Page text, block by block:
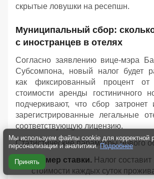
скрытые ловушки на ресепшн.
Муниципальный сбор:
с иностранцев в отелях
Согласно заявлению вице-мэра
Субсомпона, новый налог будет
как фиксированный процент от
стоимости аренды гостиничного
подчеркивают, что сбор затронет
зарегистрированные легальные
соответствующую лицензию.
Статистические параметры нового
Размер ставки. Налог составит
стоимости каждых суток
Мы используем файлы cookie для корректной
персонализации и аналитики. Подробнее
Принять